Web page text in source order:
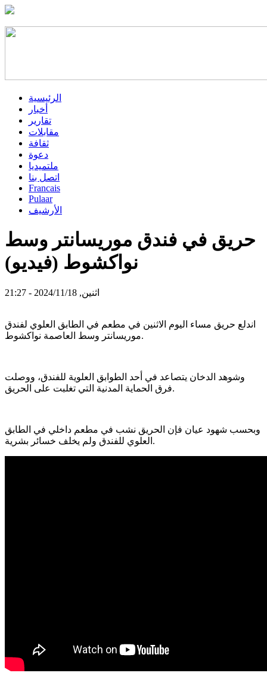
الرئيسية
أخبار
تقارير
مقابلات
ثقافة
دعوة
ملتميديا
اتصل بنا
Francais
Pulaar
الأرشيف
حريق في فندق موريسانتر وسط
نواكشوط (فيديو)
اثنين, 2024/11/18 - 21:27
اندلع حريق مساء اليوم الاثنين في مطعم في الطابق العلوي لفندق
موريسانتر وسط العاصمة نواكشوط.
وشوهد الدخان يتصاعد في أحد الطوابق العلوية للفندق، ووصلت
فرق الحماية المدنية التي تغلبت على الحريق.
وبحسب شهود عيان فإن الحريق نشب في مطعم داخلي في الطابق
العلوي للفندق ولم يخلف خسائر بشرية.